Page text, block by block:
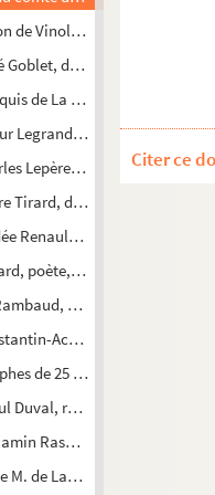
de Vinols député à
Goblet, député de la Somme
de La Rochejacquelein :
Legrand, député de la
Lepère, député de
Tirard, député de la Seine,
Renault-Morlière, député
poète, à C. A. Fédérique,
épouse du Ministre
Achille Descat, député
de 25 députés
Duval, relatif à une
Raspail (interruption
de Lasteyrie
Citer ce